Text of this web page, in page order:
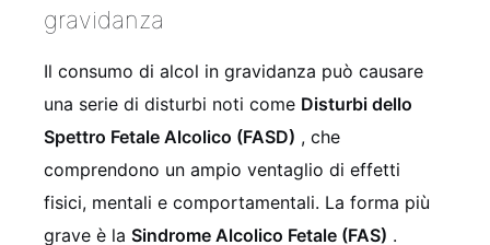
gravidanza
Il consumo di alcol in gravidanza può causare
una serie di disturbi noti come Disturbi dello
Spettro Fetale Alcolico (FASD) , che
comprendono un ampio ventaglio di effetti
fisici, mentali e comportamentali. La forma più
grave è la Sindrome Alcolico Fetale (FAS) .